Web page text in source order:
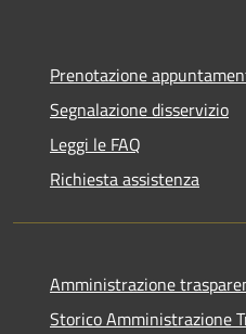
Prenotazione
Segnalazione disservizio
Leggi le FAQ
Richiesta assistenza
Amministrazione
Storico Amministrazione